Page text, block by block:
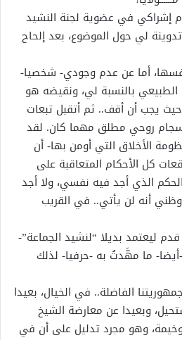
إشراكي في عضوية لجنة النشيد
لي حول الموضوع، بعد إلحاح
أما عن عدم وجودي- شخصيا-
بالنسبة لي، ونقيضه هو
يجب أن أقف.. ثم أتقبل تبعات
روحي مطلق مهما كان. لقد
الأخلاق التي أومن بها- أن
كل الأحكام المتعاقبة على
الذي أجد فيه نفسي، ولا أجد
أنه لن يأتي.. في القريب
ليعتمد بديلا “لنشيد الجماعة”-
ما مهَّدتُ به -حرفيا- لذلك
الفاضلة.. في الخيال، بعيدا
وبعيدا عن معارضة الشيخ
وهو مجرد تدليل على أن في